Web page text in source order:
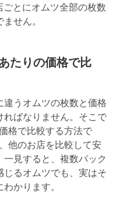
とにオムツ全部の枚数
せん。
たりの価格で比
うオムツの枚数と価格
ばなりません。そこで
格で比較する方法で
他のお店を比較して安
見すると、複数パック
じるオムツでも、実はそ
かります。